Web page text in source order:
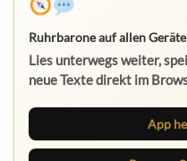
Ruhrbarone auf allen Geräten
Lies unterwegs weiter,
neue Texte direkt im
App